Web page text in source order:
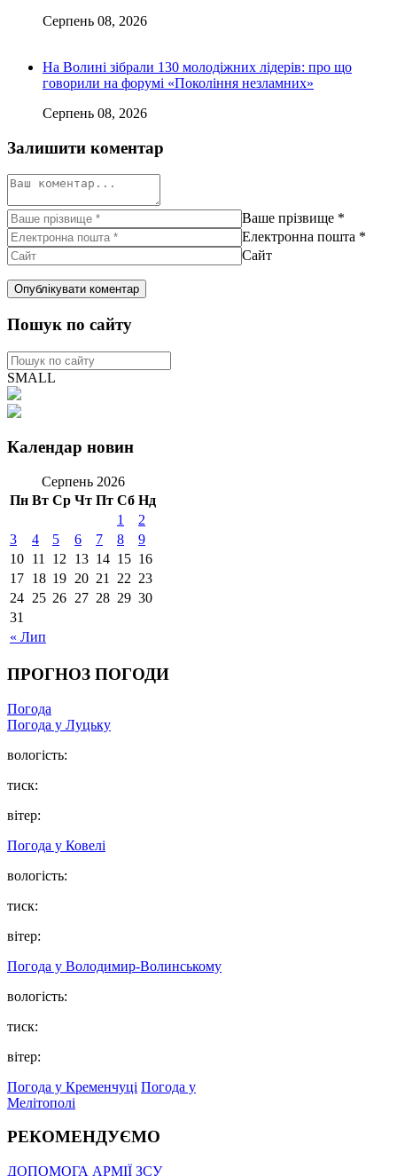
Серпень 08, 2026
На Волині зібрали 130 молодіжних лідерів: про що
говорили на форумі «Покоління незламних»
Серпень 08, 2026
Залишити коментар
Ваше прізвище *
Електронна пошта *
Сайт
Пошук по сайту
SMALL
Календар новин
Серпень 2026
Пн Вт Ср Чт Пт Сб Нд
« Лип
1
2
3
4 5 6 7 8
9
10 11 12 13 14 15 16
17 18 19 20 21 22 23
24 25 26 27 28 29 30
31
ПРОГНОЗ ПОГОДИ
Погода
Погода у Луцьку
вологість:
тиск:
вітер:
Погода у Ковелі
вологість:
тиск:
вітер:
Погода у Володимир-Волинському
вологість:
тиск:
вітер:
Погода у Кременчуці Погода у
Мелітополі
РЕКОМЕНДУЄМО
ДОПОМОГА АРМІЇ ЗСУ